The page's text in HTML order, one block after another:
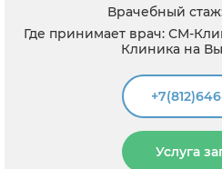
Врачебный
Где принимает врач: СМ-
Клиника на
Услуга